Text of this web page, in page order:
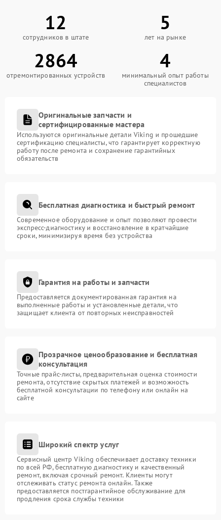
12
сотрудников в штате
5
лет на рынке
2864
отремонтированных устройств
4
минимальный опыт работы
специалистов
Оригинальные запчасти и
сертифицированные мастера
Используются оригинальные детали Viking и прошедшие
сертификацию специалисты, что гарантирует корректную
работу после ремонта и сохранение гарантийных
обязательств
Бесплатная диагностика и быстрый ремонт
Современное оборудование и опыт позволяют провести
экспресс-диагностику и восстановление в кратчайшие
сроки, минимизируя время без устройства
Гарантия на работы и запчасти
Предоставляется документированная гарантия на
выполненные работы и установленные детали, что
защищает клиента от повторных неисправностей
Прозрачное ценообразование и бесплатная
консультация
Точные прайс-листы, предварительная оценка стоимости
ремонта, отсутствие скрытых платежей и возможность
бесплатной консультации по телефону или онлайн на
сайте
Широкий спектр услуг
Сервисный центр Viking обеспечивает доставку техники
по всей РФ, бесплатную диагностику и качественный
ремонт, включая срочный ремонт. Клиенты могут
отслеживать статус ремонта онлайн. Также
предоставляется постгарантийное обслуживание для
продления срока службы техники